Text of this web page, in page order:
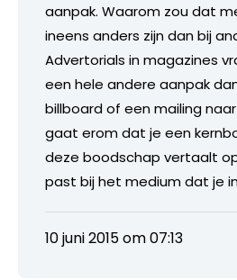
aanpak. Waarom zou dat
ineens anders zijn dan bij
Advertorials in magazines
een hele andere aanpak
billboard of een mailing
gaat erom dat je een
deze boodschap vertaalt
past bij het medium dat je
10 juni 2015 om 07:13